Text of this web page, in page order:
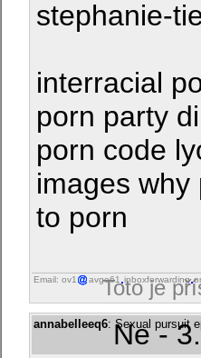
stephanie-
interracial
porn party
porn code
images
to porn
Email: ov1 avgo61 inboxforwarding
Toto je
annabelleeq6: Sexual pursuit
Ne -